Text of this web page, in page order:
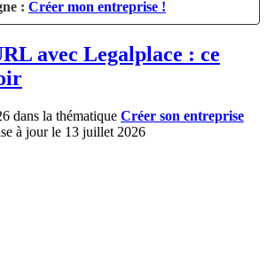
: Créer mon entreprise !
avec Legalplace : ce
dans la thématique Créer son entreprise
à jour le 13 juillet 2026